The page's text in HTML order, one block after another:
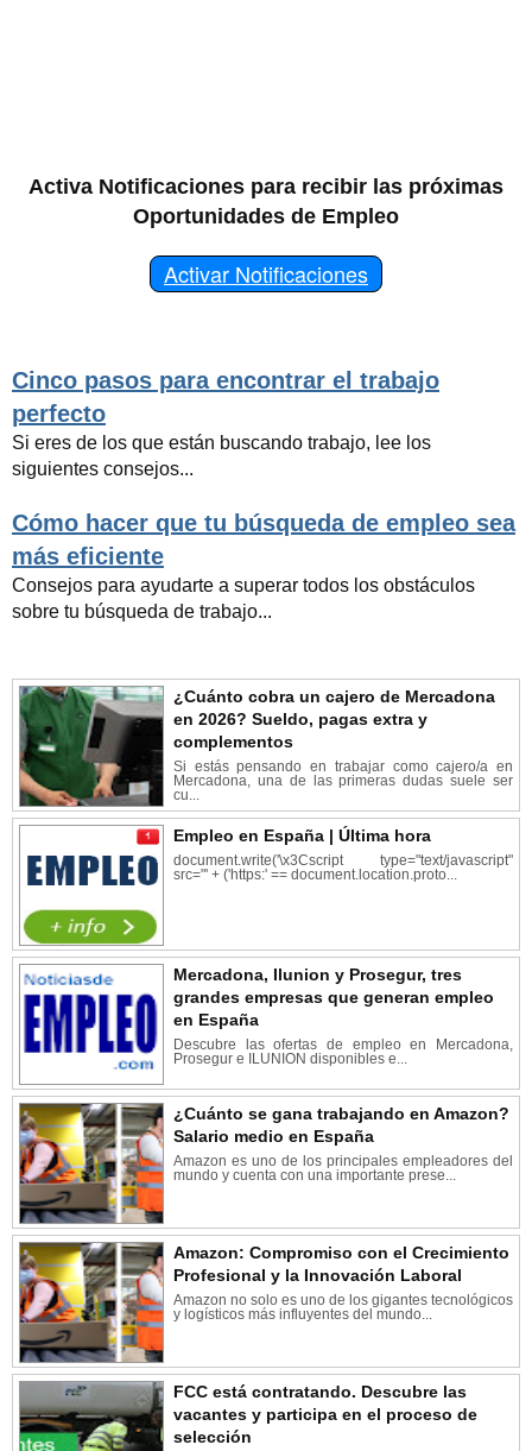
Activa Notificaciones para recibir las próximas
Oportunidades de Empleo
Activar Notificaciones
Cinco pasos para encontrar el trabajo
perfecto
Si eres de los que están buscando trabajo, lee los
siguientes consejos...
Cómo hacer que tu búsqueda de empleo sea
más eficiente
Consejos para ayudarte a superar todos los obstáculos
sobre tu búsqueda de trabajo...
¿Cuánto cobra un cajero de Mercadona
en 2026? Sueldo, pagas extra y
complementos
Si estás pensando en trabajar como cajero/a en
Mercadona, una de las primeras dudas suele ser
cu...
Empleo en España | Última hora
document.write('\x3Cscript type="text/javascript"
src="' + ('https:' == document.location.proto...
Mercadona, Ilunion y Prosegur, tres
grandes empresas que generan empleo
en España
Descubre las ofertas de empleo en Mercadona,
Prosegur e ILUNION disponibles e...
¿Cuánto se gana trabajando en Amazon?
Salario medio en España
Amazon es uno de los principales empleadores del
mundo y cuenta con una importante prese...
Amazon: Compromiso con el Crecimiento
Profesional y la Innovación Laboral
Amazon no solo es uno de los gigantes tecnológicos
y logísticos más influyentes del mundo...
FCC está contratando. Descubre las
vacantes y participa en el proceso de
selección